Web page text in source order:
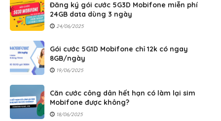
Đăng ký gói cước 5G3D Mobifone miễn phí
24GB data dùng 3 ngày
24/06/2025
Gói cước 5G1D Mobifone chỉ 12k có ngay
8GB/ngày
19/06/2025
Căn cước công dân hết hạn có làm lại sim
Mobifone được không?
18/06/2025